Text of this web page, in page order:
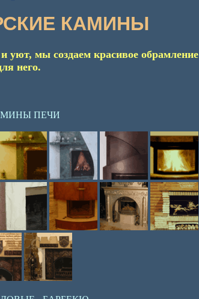
КАМИНЫ
уют, мы создаем красивое обрамление
него.
ПЕЧИ